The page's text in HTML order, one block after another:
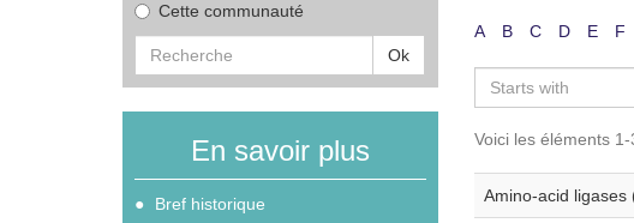
Cette communauté
Ok
En savoir plus
Bref historique
A B C D E F
Voici les éléments 1-
Amino-acid ligases